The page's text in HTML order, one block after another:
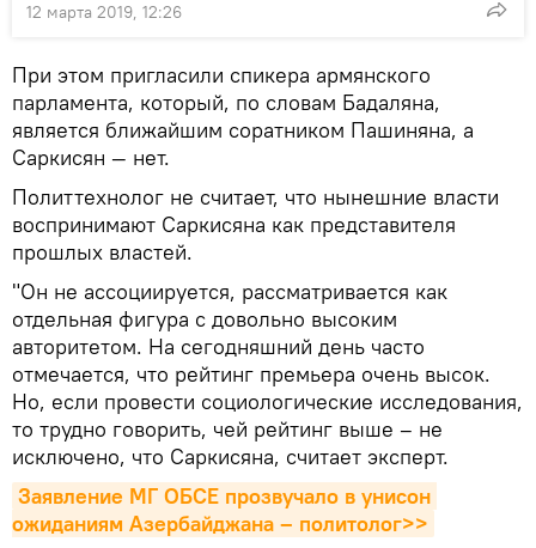
12 марта 2019, 12:26
При этом пригласили спикера армянского
парламента, который, по словам Бадаляна,
является ближайшим соратником Пашиняна, а
Саркисян — нет.
Политтехнолог не считает, что нынешние власти
воспринимают Саркисяна как представителя
прошлых властей.
"Он не ассоциируется, рассматривается как
отдельная фигура с довольно высоким
авторитетом. На сегодняшний день часто
отмечается, что рейтинг премьера очень высок.
Но, если провести социологические исследования,
то трудно говорить, чей рейтинг выше – не
исключено, что Саркисяна, считает эксперт.
Заявление МГ ОБСЕ прозвучало в унисон
ожиданиям Азербайджана – политолог>>